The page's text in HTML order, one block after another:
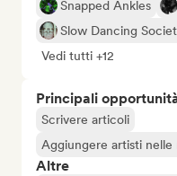
Snapped Ankles
Slow Dancing
Vedi tutti +12
Principali
Scrivere articoli
Aggiungere artisti nelle
Altre